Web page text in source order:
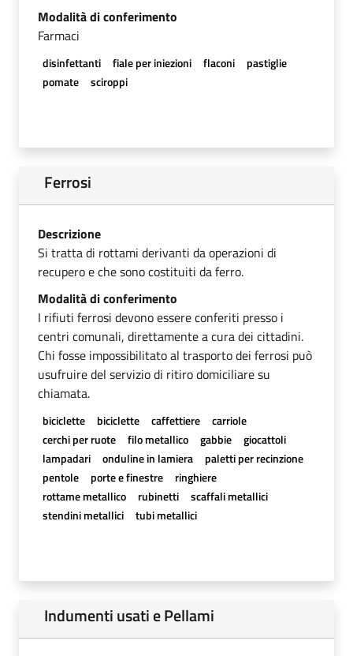
Modalità di conferimento
Farmaci
disinfettanti fiale per iniezioni flaconi
pastiglie
pomate
sciroppi
Ferrosi
Descrizione
Si tratta di rottami derivanti da operazioni di
recupero e che sono costituiti da ferro.
Modalità di conferimento
I rifiuti ferrosi devono essere conferiti presso i
centri comunali, direttamente a cura dei cittadini.
Chi fosse impossibilitato al trasporto dei ferrosi può
usufruire del servizio di ritiro domiciliare su
chiamata.
biciclette biciclette caffettiere
carriole
cerchi per ruote
filo metallico gabbie
giocattoli
lampadari
onduline in lamiera
paletti per recinzione
pentole
porte e finestre
ringhiere
rottame metallico
rubinetti
scaffali metallici
stendini metallici
tubi metallici
Indumenti usati e Pellami